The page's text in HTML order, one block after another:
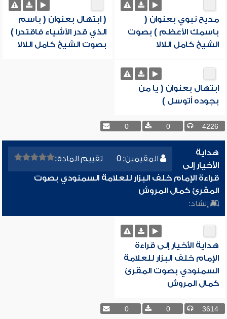
مديح نبوي بعنوان (
باسمك الأعظم ) بصوت
الشيخ كامل اللالا
( ابتهال بعنوان ( باسم
الذي قدر الأشياء فاقتدرا )
بصوت الشيخ كامل اللالا
ابتهال بعنوان ( يا من
بجوده أتوسل )
4226
0
0
المقيمين: 0 تقييم المادة:
هداية
الأخيار إلى
قراءة الإمام خلف البزار للعلامة السمنودي بصوت
المقرئ كمال المروش
إنشاد:
هداية الأخيار إلى قراءة
الإمام خلف البزار للعلامة
السمنودي بصوت المقرئ
كمال المروش
3614
0
0